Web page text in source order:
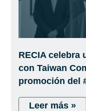
RECIA celebra
con Taiwan
promoción del
Leer más »